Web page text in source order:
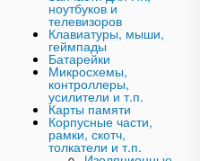
ноутбуков и
телевизоров
Клавиатуры, мыши,
геймпады
Батарейки
Микросхемы,
контроллеры,
усилители и т.п.
Карты памяти
Корпусные части,
рамки, скотч,
толкатели и т.п.